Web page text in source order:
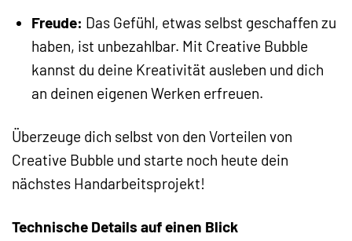
Freude: Das Gefühl, etwas selbst geschaffen zu
haben, ist unbezahlbar. Mit Creative Bubble
kannst du deine Kreativität ausleben und dich
an deinen eigenen Werken erfreuen.
Überzeuge dich selbst von den Vorteilen von
Creative Bubble und starte noch heute dein
nächstes Handarbeitsprojekt!
Technische Details auf einen Blick